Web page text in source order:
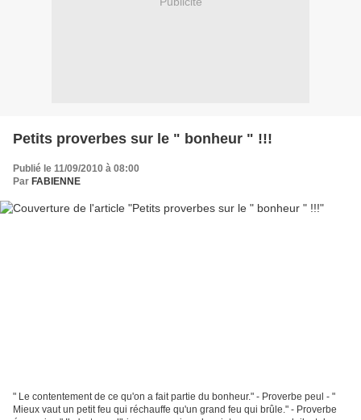
Petits proverbes sur le " bonheur " !!!
Publié le 11/09/2010 à 08:00
Par FABIENNE
" Le contentement de ce qu'on a fait partie du bonheur." - Proverbe peul - "
Mieux vaut un petit feu qui réchauffe qu'un grand feu qui brûle." - Proverbe